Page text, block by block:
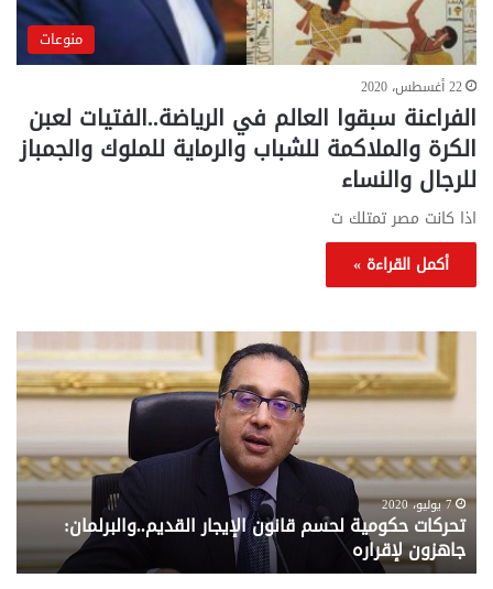
منوعات
22 أغسطس، 2020
الفراعنة سبقوا العالم في الرياضة..الفتيات لعبن
الكرة والملاكمة للشباب والرماية للملوك والجمباز
للرجال والنساء
اذا كانت مصر تمتلك ت
أكمل القراءة »
تحركات
حكومية
لحسم
قانون
القديم..والبرلمان:
جاهزون
لإقراره
7 يوليو، 2020
تحركات حكومية لحسم قانون الإيجار القديم..والبرلمان:
جاهزون لإقراره
..
من